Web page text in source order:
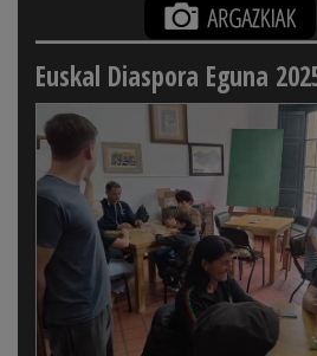
Euskal Diaspora Eguna